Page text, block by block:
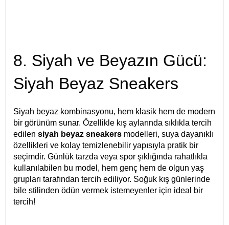
8. Siyah ve Beyazın Gücü:
Siyah Beyaz Sneakers
Siyah beyaz kombinasyonu, hem klasik hem de modern
bir görünüm sunar. Özellikle kış aylarında sıklıkla tercih
edilen siyah beyaz sneakers modelleri, suya dayanıklı
özellikleri ve kolay temizlenebilir yapısıyla pratik bir
seçimdir. Günlük tarzda veya spor şıklığında rahatlıkla
kullanılabilen bu model, hem genç hem de olgun yaş
grupları tarafından tercih ediliyor. Soğuk kış günlerinde
bile stilinden ödün vermek istemeyenler için ideal bir
tercih!